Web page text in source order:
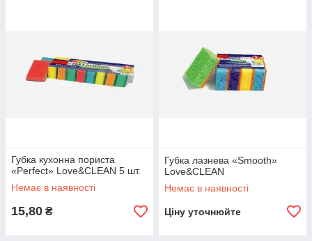
Губка кухонна пориста
«Perfect» Love&CLEAN 5 шт.
Немає в наявності
15,80 ₴
Губка лазнева «Smooth»
Love&CLEAN
Немає в наявності
Ціну уточнюйте